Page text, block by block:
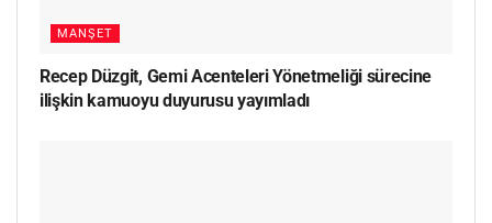
MANŞET
Recep Düzgit, Gemi Acenteleri Yönetmeliği sürecine
ilişkin kamuoyu duyurusu yayımladı